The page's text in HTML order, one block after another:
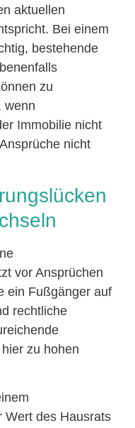
aktuellen
Bei einem
bestehende
zu
wenn
Immobilie nicht
nicht
vor Ansprüchen
ein Fußgänger auf
rechtliche
zu hohen
Wert des Hausrats